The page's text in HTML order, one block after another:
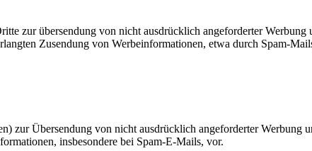
zur übersendung von nicht ausdrücklich angeforderter
Zusendung von Werbeinformationen, etwa durch Spam-
zur Übersendung von nicht ausdrücklich angeforderter Werbung
insbesondere bei Spam-E-Mails, vor.